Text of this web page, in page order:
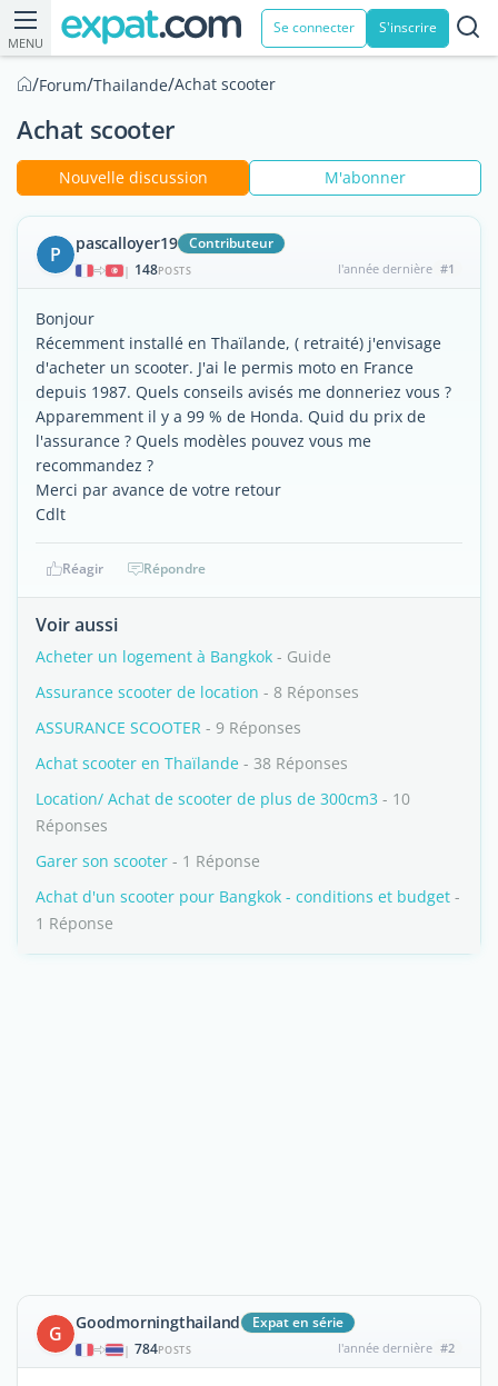
MENU
Se connecter S'inscrire
/Forum/Thailande/Achat scooter
Achat scooter
Nouvelle discussion M'abonner
P pascalloyer19 Contributeur
| 148POSTS l'année dernière #1
Bonjour
Récemment installé en Thaïlande, ( retraité) j'envisage
d'acheter un scooter. J'ai le permis moto en France
depuis 1987. Quels conseils avisés me donneriez vous ?
Apparemment il y a 99 % de Honda. Quid du prix de
l'assurance ? Quels modèles pouvez vous me
recommandez ?
Merci par avance de votre retour
Cdlt
Réagir Répondre
Voir aussi
Acheter un logement à Bangkok - Guide
Assurance scooter de location - 8 Réponses
ASSURANCE SCOOTER - 9 Réponses
Achat scooter en Thaïlande - 38 Réponses
Location/ Achat de scooter de plus de 300cm3 - 10
Réponses
Garer son scooter - 1 Réponse
Achat d'un scooter pour Bangkok - conditions et budget -
1 Réponse
G Goodmorningthailand Expat en série
| 784POSTS l'année dernière #2